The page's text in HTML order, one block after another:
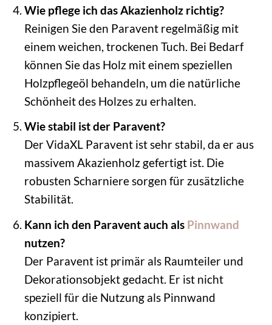
Wie pflege ich das Akazienholz richtig?
Reinigen Sie den Paravent regelmäßig mit
einem weichen, trockenen Tuch. Bei Bedarf
können Sie das Holz mit einem speziellen
Holzpflegeöl behandeln, um die natürliche
Schönheit des Holzes zu erhalten.
Wie stabil ist der Paravent?
Der VidaXL Paravent ist sehr stabil, da er aus
massivem Akazienholz gefertigt ist. Die
robusten Scharniere sorgen für zusätzliche
Stabilität.
Kann ich den Paravent auch als Pinnwand
nutzen?
Der Paravent ist primär als Raumteiler und
Dekorationsobjekt gedacht. Er ist nicht
speziell für die Nutzung als Pinnwand
konzipiert.